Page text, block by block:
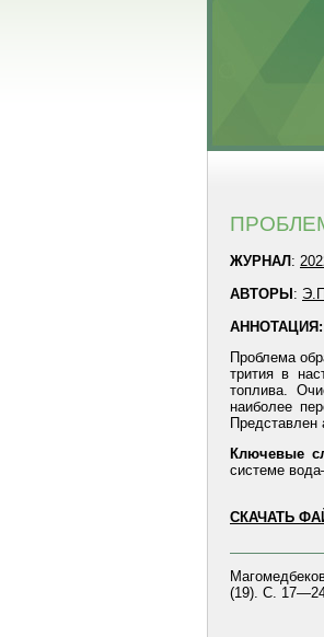
ЖУРНАЛ :
АВТОРЫ :
АННОТАЦИЯ:
Проблема
трития в
топлива.
наиболее
Представлен
Ключевые
системе
СКАЧАТЬ
(19). С.